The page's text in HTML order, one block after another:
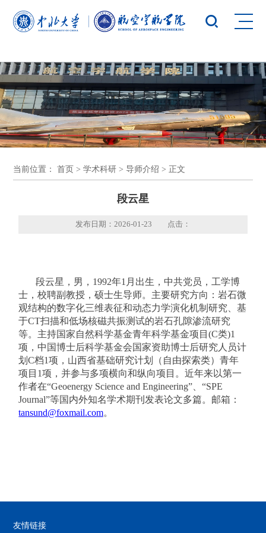
yl23455永利(集团)股份有限公司官网
当前位置：首页 >学术科研 >导师介绍 > 正文
段云星
发布日期：2026-01-23 点击：
段云星，男， 1992年1 月出生，中共党员，工学博
士，校聘副教授，硕士生导师。主要研究方向：岩石微
观结构的数字化三维表征和动态力学演化机制研究、基
于CT扫描和低场核磁共振测试的岩石孔隙渗流研究
等。主持国家自然科学基金青年科学基金项目(C类)1
项，中国博士后科学基金会国家资助博士后研究人员计
划C档1项，山西省基础研究计划（自由探索类）青年
项目 1项，并参与多项横向和纵向项目。近年来以第一
作者在“Geoenergy Science and Engineering” 、“SPE
Journal”等国内外知名学术期刊发表论文多篇。邮箱：
tansund@foxmail.com。
友情链接